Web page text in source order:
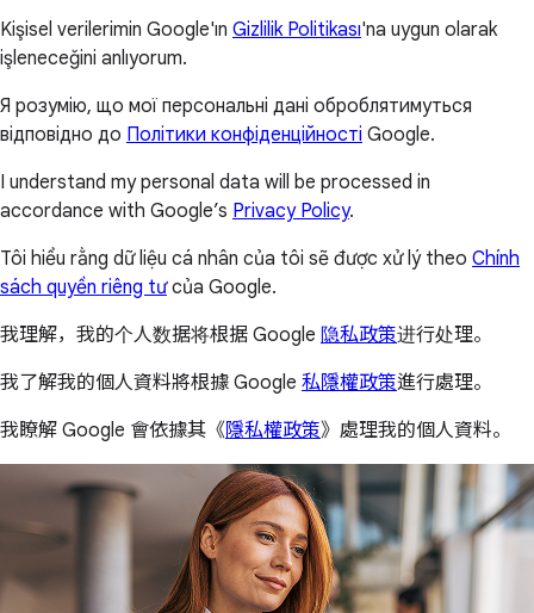
Kişisel verilerimin Google'ın Gizlilik Politikası'na uygun olarak
işleneceğini anlıyorum.
Я розумію, що мої персональні дані оброблятимуться
відповідно до Політики конфіденційності Google.
I understand my personal data will be processed in
accordance with Google’s Privacy Policy.
Tôi hiểu rằng dữ liệu cá nhân của tôi sẽ được xử lý theo Chính
sách quyền riêng tưcủa Google.
我理解，我的个人数据将根据 Google 隐私政策进行处理。
我了解我的個人資料將根據 Google 私隱權政策進行處理。
我瞭解 Google 會依據其《隱私權政策》處理我的個人資料。